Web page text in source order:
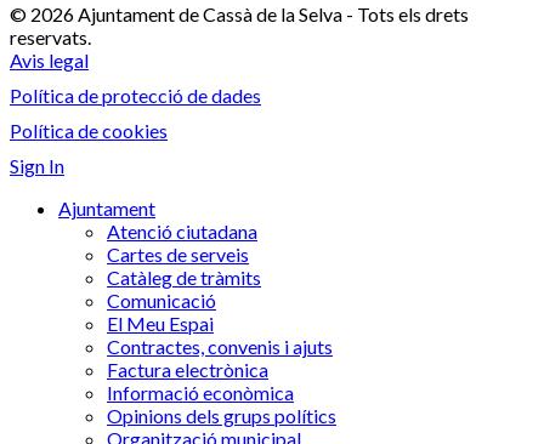
© 2026 Ajuntament de Cassà de la Selva - Tots els drets
reservats.
Avis legal
Política de protecció de dades
Política de cookies
Sign In
Ajuntament
Atenció ciutadana
Cartes de serveis
Catàleg de tràmits
Comunicació
El Meu Espai
Contractes, convenis i ajuts
Factura electrònica
Informació econòmica
Opinions dels grups polítics
Organització municipal